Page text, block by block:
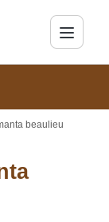
beaulieu